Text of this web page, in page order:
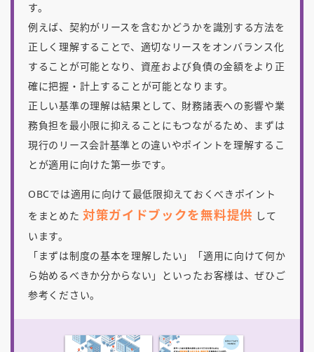
す。
例えば、契約がリースを含むかどうかを識別する方法を
正しく理解することで、適切なリースをオンバランス化
することが可能となり、資産および負債の金額をより正
確に把握・計上することが可能となります。
正しい基準の理解は結果として、財務諸表への影響や業
務負担を最小限に抑えることにもつながるため、まずは
現行のリース会計基準との違いやポイントを理解するこ
とが適用に向けた第一歩です。
OBCでは適用に向けて最低限抑えておくべきポイント
をまとめた 対策ガイドブックを無料提供 して
います。
「まずは制度の基本を理解したい」「適用に向けて何か
ら始めるべきか分からない」といったお客様は、ぜひご
参考ください。